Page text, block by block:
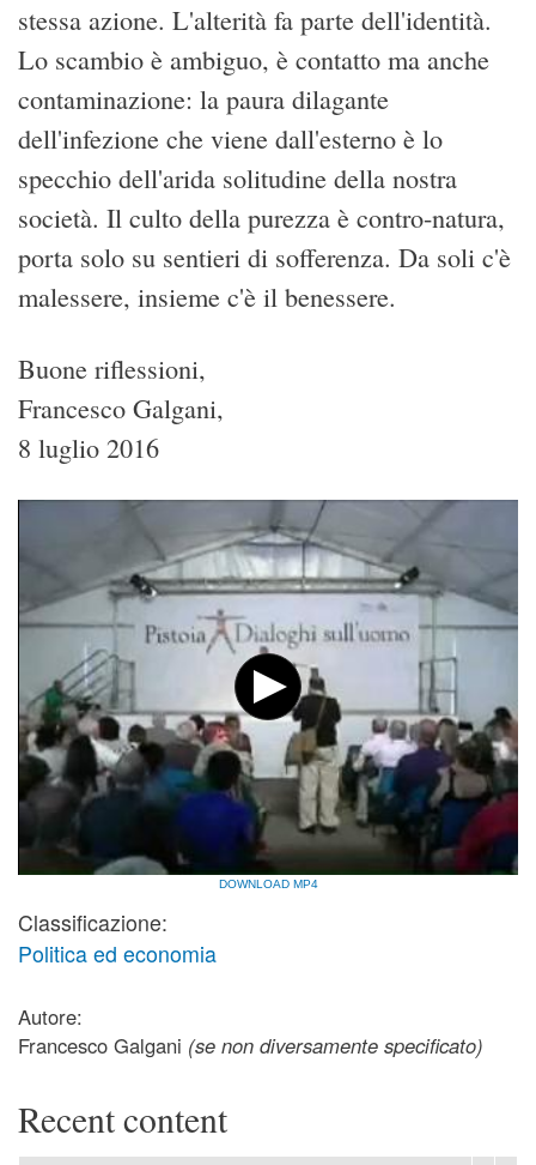
stessa azione. L'alterità fa parte dell'identità.
Lo scambio è ambiguo, è contatto ma anche
contaminazione: la paura dilagante
dell'infezione che viene dall'esterno è lo
specchio dell'arida solitudine della nostra
società. Il culto della purezza è contro-natura,
porta solo su sentieri di sofferenza. Da soli c'è
malessere, insieme c'è il benessere.
Buone riflessioni,
Francesco Galgani,
8 luglio 2016
DOWNLOAD MP4
Classificazione:
Politica ed economia
Autore:
Francesco Galgani (se non diversamente specificato)
Recent content